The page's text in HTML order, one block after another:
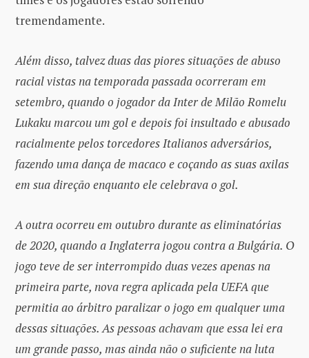
tremendamente.
Além disso, talvez duas das piores situações de abuso
racial vistas na temporada passada ocorreram em
setembro, quando o jogador da Inter de Milão Romelu
Lukaku marcou um gol e depois foi insultado e abusado
racialmente pelos torcedores Italianos adversários,
fazendo uma dança de macaco e coçando as suas axilas
em sua direção enquanto ele celebrava o gol.
A outra ocorreu em outubro durante as eliminatórias
de 2020, quando a Inglaterra jogou contra a Bulgária. O
jogo teve de ser interrompido duas vezes apenas na
primeira parte, nova regra aplicada pela UEFA que
permitia ao árbitro paralizar o jogo em qualquer uma
dessas situações. As pessoas achavam que essa lei era
um grande passo, mas ainda não o suficiente na luta